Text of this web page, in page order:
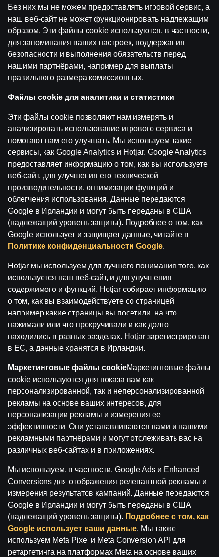
Назад
Условия использования
Служба поддержки
Играй ответственно
Филиалы
О компании Паф
Карьера в Paf
СМИ
Настройки файлов cookie
Внимание! Азартные игры могут вызвать
зависимость!
Играть разрешено только с 18 лет.
Лицензиат: SIA Viensviens, Dzirnavu iela 39-8, LV-1010
Номер лицензии: A-67, TI-04.
Лицензиар:Izložu un Azartspēļu Uzraudzības
Inspekcija (IAUI).
Без них мы не можем предоставлять игровой сервис, а
наш веб-сайт не может функционировать надлежащим
образом. Эти файлы cookie используются, в частности,
для запоминания ваших настроек, поддержания
безопасности и выполнения обязательств перед
нашими партнёрами, например для выплаты
правильного размера комиссионных.
Файлы cookie для аналитики и статистики
Эти файлы cookie позволяют нам измерять и
анализировать использование игрового сервиса и
помогают нам его улучшать. Мы используем такие
сервисы, как Google Analytics и Hotjar. Google Analytics
предоставляет информацию о том, как вы используете
веб-сайт, для улучшения его технической
производительности, оптимизации функций и
облегчения использования. Данные передаются
Google в Ирландии и могут быть переданы в США
(надлежащий уровень защиты). Подробнее о том, как
Google использует и защищает данные, читайте в
Политике конфиденциальности Google.
Hotjar мы используем для лучшего понимания того, как
используется наш веб-сайт, и для улучшения
содержимого и функций. Hotjar собирает информацию
о том, как вы взаимодействуете со страницей,
например какие страницы вы посетили, на что
нажимали или что прокручивали и как долго
находились в разных разделах. Hotjar зарегистрирован
в ЕС, а данные хранятся в Ирландии.
Маркетинговые файлы cookieМаркетинговые файлы
cookie используются для показа вам как
персонализированной, так и неперсонализированной
рекламы на основе ваших интересов, для
персонализации рекламы и измерения её
эффективности. Они устанавливаются нами и нашими
рекламными партнёрами и могут отслеживать вас на
различных веб-сайтах и в приложениях.
Мы используем, в частности, Google Ads и Enhanced
Conversions для отображения релевантной рекламы и
измерения результатов кампаний. Данные передаются
Google в Ирландии и могут быть переданы в США
(надлежащий уровень защиты). Подробнее о том, как
Google использует ваши данные. Мы также
используем Meta Pixel и Meta Conversion API для
ретаргетинга на платформах Meta на основе ваших